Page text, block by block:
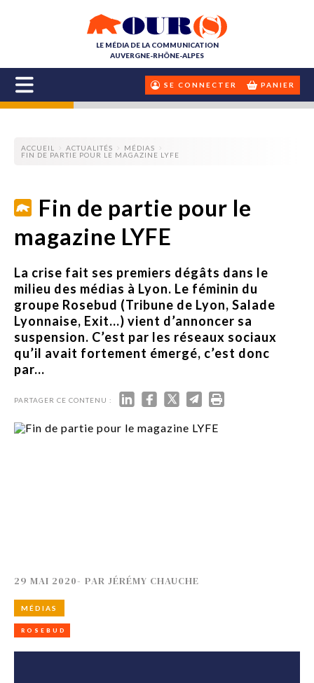
LE MÉDIA DE LA COMMUNICATION
AUVERGNE-RHÔNE-ALPES
SE CONNECTER PANIER
ACCUEIL ACTUALITÉS
MÉDIAS
FIN DE PARTIE POUR LE MAGAZINE LYFE
Fin de partie pour le
magazine LYFE
La crise fait ses premiers dégâts dans le
milieu des médias à Lyon. Le féminin du
groupe Rosebud (Tribune de Lyon, Salade
Lyonnaise, Exit…) vient d’annoncer sa
suspension. C’est par les réseaux sociaux
qu’il avait fortement émergé, c’est donc
par...
PARTAGER CE CONTENU :
29 MAI 2020- PAR JÉRÉMY CHAUCHE
MÉDIAS
ROSEBUD